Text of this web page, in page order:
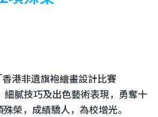
港非遺旗袍繪畫設計比賽
細膩技巧及出色藝術表現，勇奪十
榮，成績驕人，為校增光。